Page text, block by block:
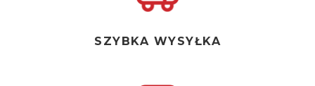
SZYBKA WYSYŁKA